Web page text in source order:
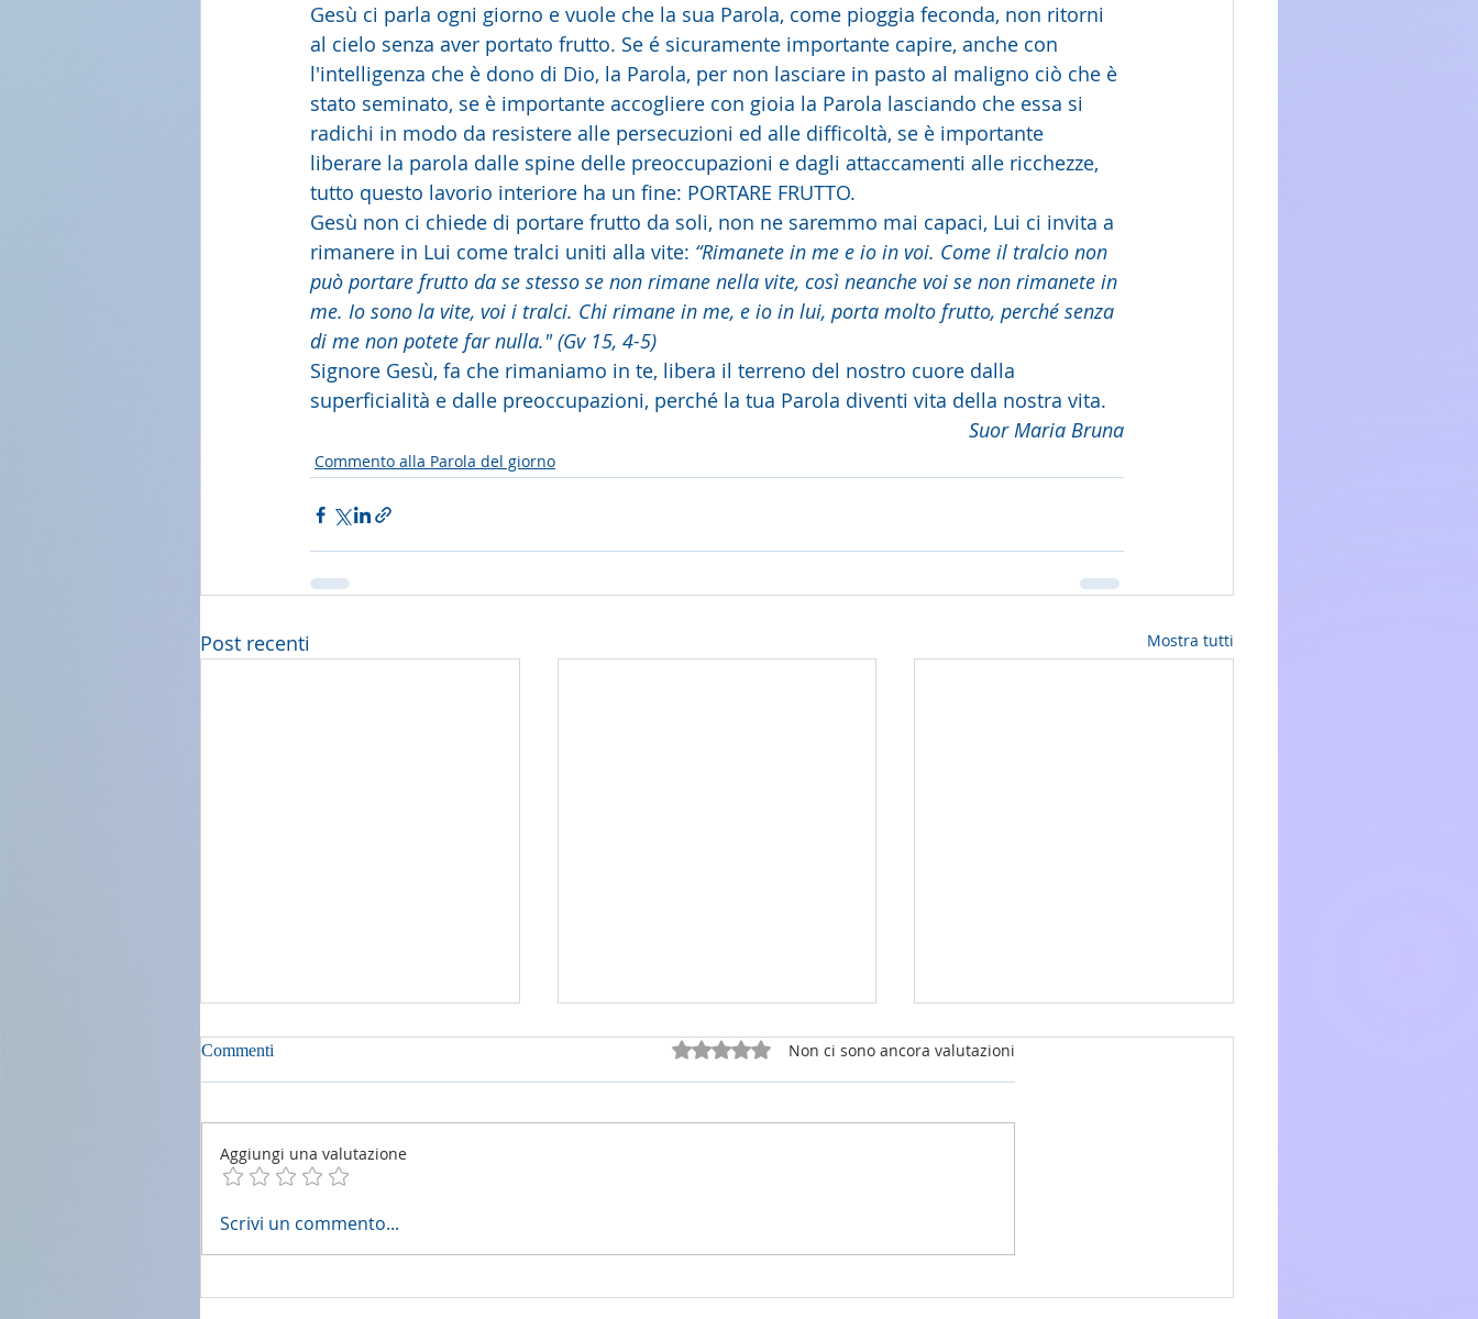
Gesù ci parla ogni giorno e vuole che la sua Parola, come pioggia feconda, non ritorni
al cielo senza aver portato frutto. Se é sicuramente importante capire, anche con
l'intelligenza che è dono di Dio, la Parola, per non lasciare in pasto al maligno ciò che è
stato seminato, se è importante accogliere con gioia la Parola lasciando che essa si
radichi in modo da resistere alle persecuzioni ed alle difficoltà, se è importante
liberare la parola dalle spine delle preoccupazioni e dagli attaccamenti alle ricchezze,
tutto questo lavorio interiore ha un fine: PORTARE FRUTTO.
Gesù non ci chiede di portare frutto da soli, non ne saremmo mai capaci, Lui ci invita a
rimanere in Lui come tralci uniti alla vite: “Rimanete in me e io in voi. Come il tralcio non
può portare frutto da se stesso se non rimane nella vite, così neanche voi se non rimanete in
me. Io sono la vite, voi i tralci. Chi rimane in me, e io in lui, porta molto frutto, perché senza
di me non potete far nulla." (Gv 15, 4-5)
Signore Gesù, fa che rimaniamo in te, libera il terreno del nostro cuore dalla
superficialità e dalle preoccupazioni, perché la tua Parola diventi vita della nostra vita.
Suor Maria Bruna
Commento alla Parola del giorno
Post recenti Mostra tutti
2 agosto 2026 - 18a Domenica
Commenti Valutazione 0 stelle su 5.Non ci sono ancora valutazioni
Aggiungi una valutazione
Scrivi un commento...